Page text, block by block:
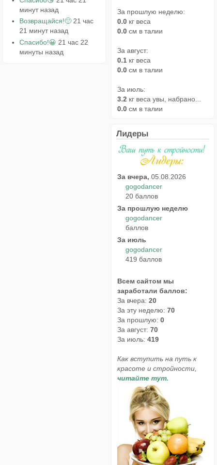
минут назад
Возвращайся!🙂 21 час
21 минут назад
Спасибо!😀 21 час 22
минуты назад
За прошлую неделю:
0.0 кг веса
0.0 см в талии
За август:
0.1 кг веса
0.0 см в талии
За июль:
3.2 кг веса увы, набрано...
0.0 см в талии
Лидеры
За вчера, 05.08.2026
gogodancer
20 баллов
За прошлую неделю
gogodancer
баллов
За июль
gogodancer
419 баллов
Всем сайтом мы
заработали баллов:
За вчера: 20
За эту неделю: 70
За прошлую: 0
За август: 70
За июль: 419
Как вступить на путь к
красоте и стройности,
читайте тут.